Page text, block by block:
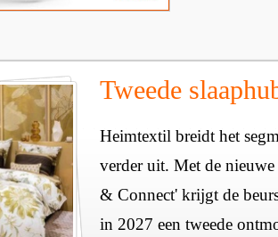
Tweede
Heimtextil breidt het
verder uit. Met de
& Connect' krijgt de
in 2027 een tweede